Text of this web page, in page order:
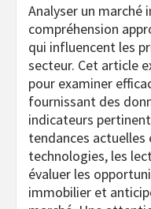
Analyser un marché
compréhension
qui influencent les
secteur. Cet article
pour examiner
fournissant des
indicateurs
tendances actuelles
technologies, les
évaluer les
immobilier et